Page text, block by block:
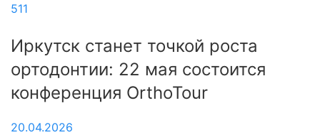
511
Иркутск станет точкой роста
ортодонтии: 22 мая состоится
конференция OrthoTour
20.04.2026